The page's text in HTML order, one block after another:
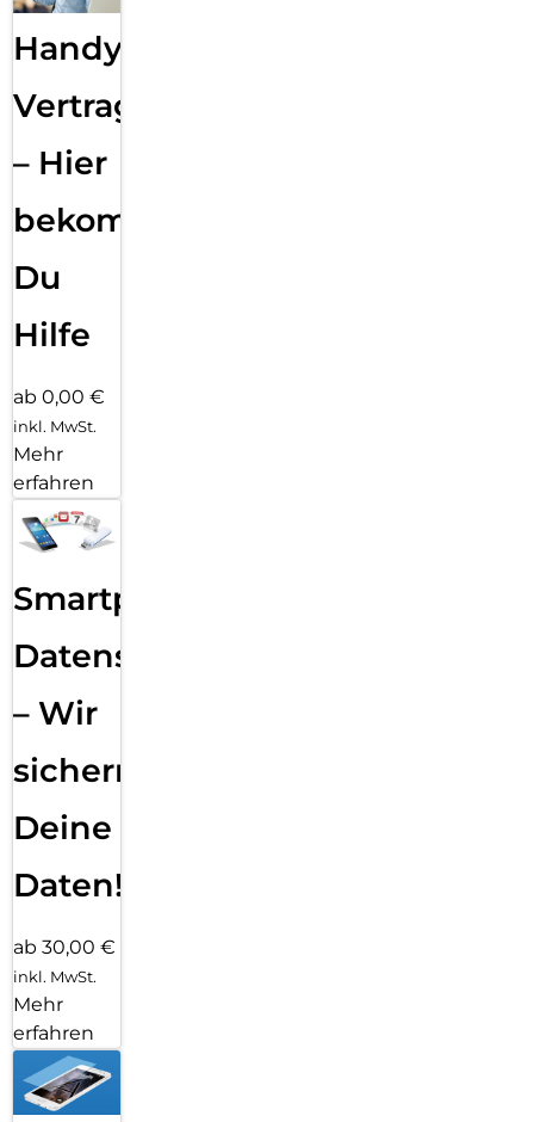
Handy
Vertragsabwicklung
– Hier
bekommst
Du
Hilfe
ab 0,00 €
inkl. MwSt.
Mehr
erfahren
Smartphone
Datensicherung
– Wir
sichern
Deine
Daten!
ab 30,00 €
inkl. MwSt.
Mehr
erfahren